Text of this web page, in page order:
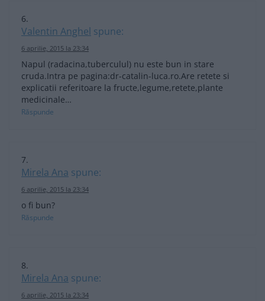
Valentin Anghel spune:
6 aprilie, 2015 la 23:34
Napul (radacina,tuberculul) nu este bun in stare
cruda.Intra pe pagina:dr-catalin-luca.ro.Are retete si
explicatii referitoare la fructe,legume,retete,plante
medicinale…
Răspunde
Mirela Ana spune:
6 aprilie, 2015 la 23:34
o fi bun?
Răspunde
Mirela Ana spune:
6 aprilie, 2015 la 23:34